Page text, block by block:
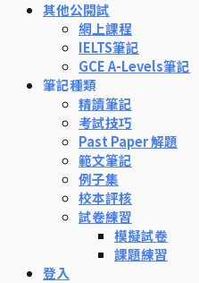
其他公開試
網上課程
IELTS筆記
GCE A-Levels筆記
筆記種類
精讀筆記
考試技巧
Past Paper 解題
範文筆記
例子集
校本評核
試卷練習
模擬試卷
課題練習
登入